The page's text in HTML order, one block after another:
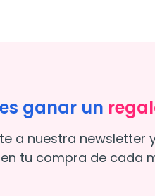
ganar un
a nuestra newsletter
tu compra de cada